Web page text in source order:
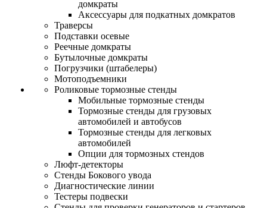
домкраты
Аксессуары для подкатных домкратов
Траверсы
Подставки осевые
Реечные домкраты
Бутылочные домкраты
Погрузчики (штабелеры)
Мотоподъемники
Роликовые тормозные стенды
Мобильные тормозные стенды
Тормозные стенды для грузовых
автомобилей и автобусов
Тормозные стенды для легковых
автомобилей
Опции для тормозных стендов
Люфт-детекторы
Стенды Бокового увода
Диагностические линии
Тестеры подвески